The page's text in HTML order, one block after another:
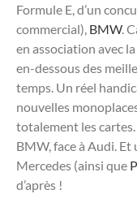
Formule E, d’un
commercial), BMW.
en association avec
en-dessous des
temps. Un réel
nouvelles
totalement les
BMW, face à Audi.
Mercedes (ainsi que
d’après !